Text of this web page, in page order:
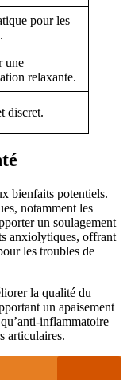
pour les
une
relaxante.
discret.
bienfaits potentiels.
notamment les
un soulagement
anxiolytiques, offrant
les troubles de
la qualité du
un apaisement
inflammatoire
articulaires.